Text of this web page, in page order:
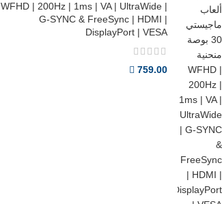
WFHD | 200Hz | 1ms | VA | UltraWide |
G-SYNC & FreeSync | HDMI |
DisplayPort | VESA
759.00